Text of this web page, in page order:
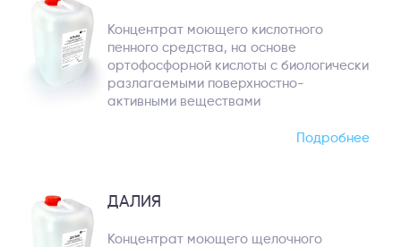
Концентрат моющего кислотного
пенного средства, на основе
ортофосфорной кислоты с биологически
разлагаемыми поверхностно-
активными веществами
Подробнее
ДАЛИЯ
Концентрат моющего щелочного